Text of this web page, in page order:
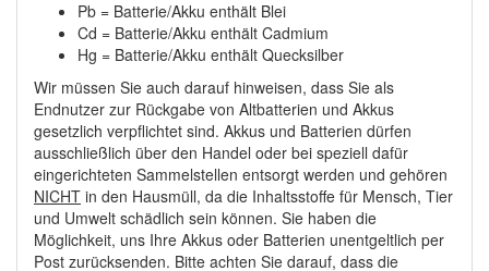
Pb = Batterie/Akku enthält Blei
Cd = Batterie/Akku enthält Cadmium
Hg = Batterie/Akku enthält Quecksilber
Wir müssen Sie auch darauf hinweisen, dass Sie als
Endnutzer zur Rückgabe von Altbatterien und Akkus
gesetzlich verpflichtet sind. Akkus und Batterien dürfen
ausschließlich über den Handel oder bei speziell dafür
eingerichteten Sammelstellen entsorgt werden und gehören
NICHT in den Hausmüll, da die Inhaltsstoffe für Mensch, Tier
und Umwelt schädlich sein können. Sie haben die
Möglichkeit, uns Ihre Akkus oder Batterien unentgeltlich per
Post zurücksenden. Bitte achten Sie darauf, dass die